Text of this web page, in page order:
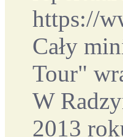
https://
Cały
Tour"
W
2013